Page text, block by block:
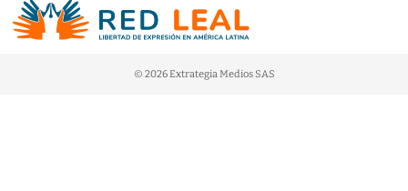
© 2026 Extrategia Medios SAS